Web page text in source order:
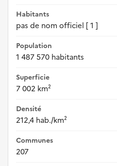
Habitants
pas de nom officiel [ 1 ]
Population
1 487 570 habitants
Superficie
7 002 km²
Densité
212,4 hab./km²
Communes
207